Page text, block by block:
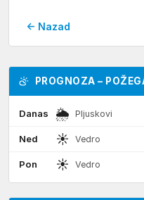
← Nazad
PROGNOZA –
Danas 🌦 Pljuskovi
Ned ☀ Vedro
Pon ☀ Vedro